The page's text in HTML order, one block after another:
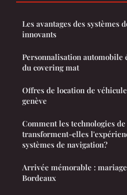
Les avantages des systèmes
innovants
Personnalisation automobile
du covering mat
Offres de location de
genève
Comment les technologies
transforment-elles
systèmes de navigation?
Arrivée mémorable :
Bordeaux